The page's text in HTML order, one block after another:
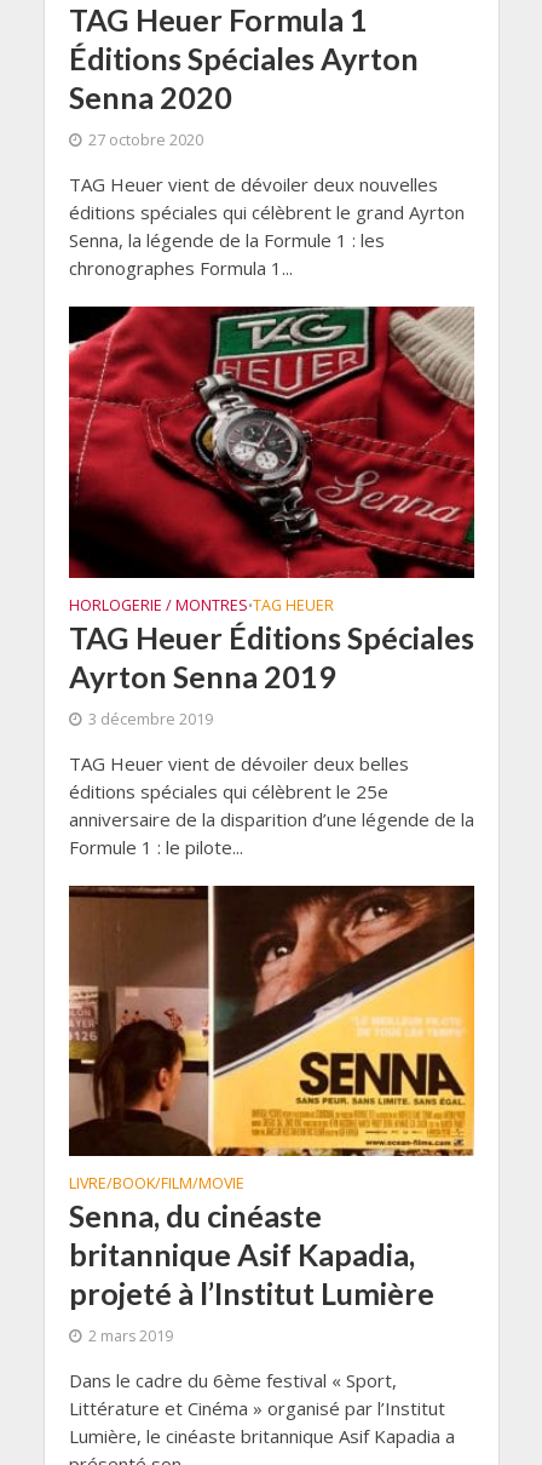
TAG Heuer Formula 1
Éditions Spéciales Ayrton
Senna 2020
27 octobre 2020
TAG Heuer vient de dévoiler deux nouvelles
éditions spéciales qui célèbrent le grand Ayrton
Senna, la légende de la Formule 1 : les
chronographes Formula 1...
HORLOGERIE / MONTRES•TAG HEUER
TAG Heuer Éditions Spéciales
Ayrton Senna 2019
3 décembre 2019
TAG Heuer vient de dévoiler deux belles
éditions spéciales qui célèbrent le 25e
anniversaire de la disparition d’une légende de la
Formule 1 : le pilote...
LIVRE/BOOK/FILM/MOVIE
Senna, du cinéaste
britannique Asif Kapadia,
projeté à l’Institut Lumière
2 mars 2019
Dans le cadre du 6ème festival « Sport,
Littérature et Cinéma » organisé par l’Institut
Lumière, le cinéaste britannique Asif Kapadia a